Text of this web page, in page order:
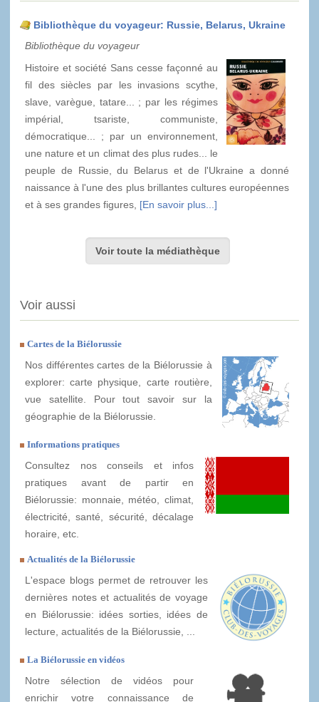
Bibliothèque du voyageur: Russie, Belarus, Ukraine
Bibliothèque du voyageur
Histoire et société Sans cesse façonné au
fil des siècles par les invasions scythe,
slave, varègue, tatare... ; par les régimes
impérial, tsariste, communiste,
démocratique... ; par un environnement,
une nature et un climat des plus rudes... le
peuple de Russie, du Belarus et de l'Ukraine a donné
naissance à l'une des plus brillantes cultures européennes
et à ses grandes figures, [En savoir plus...]
Voir toute la médiathèque
Voir aussi
Cartes de la Biélorussie
Nos différentes cartes de la Biélorussie à
explorer: carte physique, carte routière,
vue satellite. Pour tout savoir sur la
géographie de la Biélorussie.
Informations pratiques
Consultez nos conseils et infos
pratiques avant de partir en
Biélorussie: monnaie, météo, climat,
électricité, santé, sécurité, décalage
horaire, etc.
Actualités de la Biélorussie
L'espace blogs permet de retrouver les
dernières notes et actualités de voyage
en Biélorussie: idées sorties, idées de
lecture, actualités de la Biélorussie, ...
La Biélorussie en vidéos
Notre sélection de vidéos pour
enrichir votre connaissance de